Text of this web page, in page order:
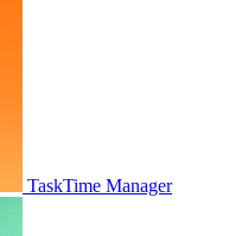
TaskTime Manager